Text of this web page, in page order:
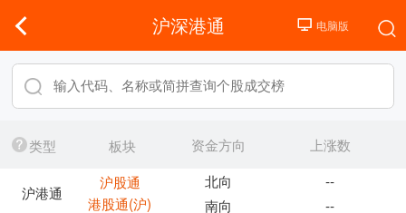
沪深港通
类型 板块
沪港通
沪股通
港股通(沪)
资金方向
上涨数
北向
--
南向
--